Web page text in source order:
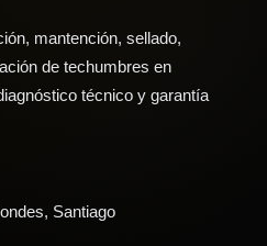
mantención, sellado,
de techumbres en
técnico y garantía
Santiago